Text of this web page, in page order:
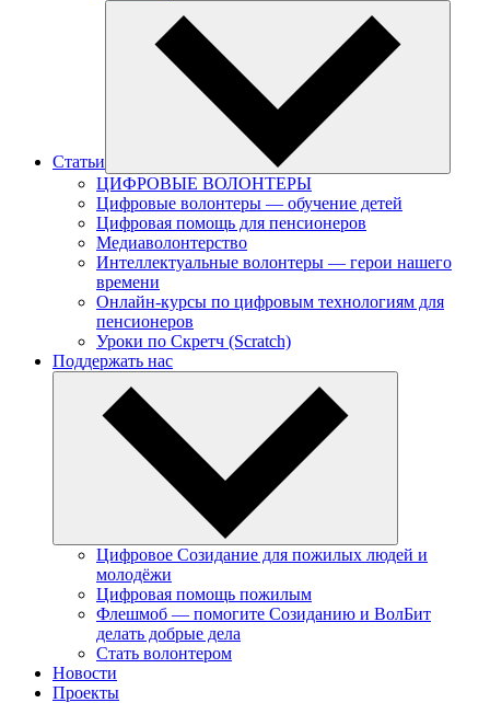
Статьи
ЦИФРОВЫЕ ВОЛОНТЕРЫ
Цифровые волонтеры — обучение детей
Цифровая помощь для пенсионеров
Медиаволонтерство
Интеллектуальные волонтеры — герои нашего
времени
Онлайн-курсы по цифровым технологиям для
пенсионеров
Уроки по Скретч (Scratch)
Поддержать нас
Цифровое Созидание для пожилых людей и
молодёжи
Цифровая помощь пожилым
Флешмоб — помогите Созиданию и ВолБит
делать добрые дела
Стать волонтером
Новости
Проекты